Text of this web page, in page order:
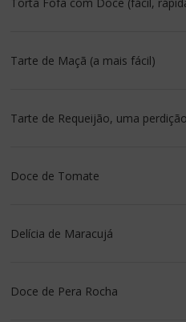
Tarte de Maçã (a mais fácil)
Tarte de Requeijão, uma perdição
Doce de Tomate
Delícia de Maracujá
Doce de Pera Rocha